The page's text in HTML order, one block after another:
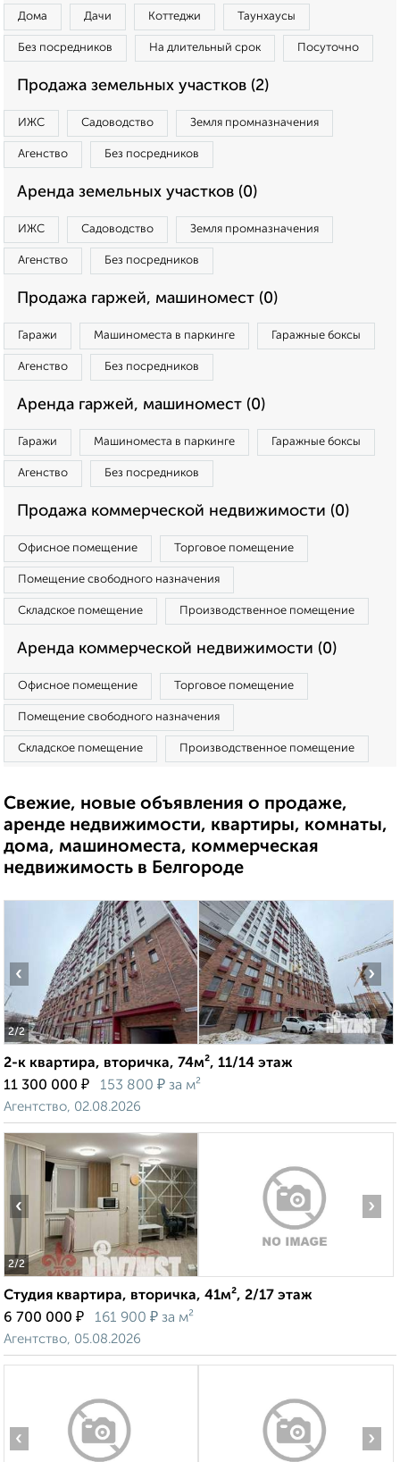
Дома Дачи Коттеджи Таунхаусы
Без посредников На длительный срок Посуточно
Продажа земельных участков (2)
ИЖС Садоводство Земля промназначения
Агенство Без посредников
Аренда земельных участков (0)
ИЖС Садоводство Земля промназначения
Агенство Без посредников
Продажа гаржей, машиномест (0)
Гаражи Машиноместа в паркинге Гаражные боксы
Агенство Без посредников
Аренда гаржей, машиномест (0)
Гаражи Машиноместа в паркинге Гаражные боксы
Агенство Без посредников
Продажа коммерческой недвижимости (0)
Офисное помещение Торговое помещение
Помещение свободного назначения
Складское помещение Производственное помещение
Аренда коммерческой недвижимости (0)
Офисное помещение Торговое помещение
Помещение свободного назначения
Складское помещение Производственное помещение
Свежие, новые объявления о продаже,
аренде недвижимости, квартиры, комнаты,
дома, машиноместа, коммерческая
недвижимость в Белгороде
2/2
‹ ›
2-к квартира, вторичка, 74м², 11/14 этаж
11 300 000 ₽ 153 800 ₽ за м²
Агентство, 02.08.2026
2/2
‹ ›
Студия квартира, вторичка, 41м², 2/17 этаж
6 700 000 ₽ 161 900 ₽ за м²
Агентство, 05.08.2026
‹ ›